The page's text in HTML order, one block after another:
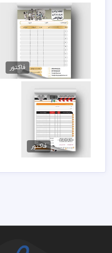
فاکتور فروش لوازم پزشکی
فاکتور
فاکتور فروشگاه قطعات
ماشین
89,000 تومان
فاکتور